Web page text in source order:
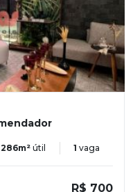
286m² útil 1 vaga
R$ 700